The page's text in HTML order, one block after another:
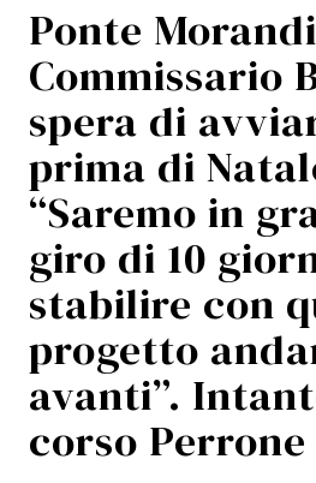
Ponte
Commissario
spera di
prima di
“Saremo in
giro di 10
stabilire con
progetto
avanti”.
corso Perrone